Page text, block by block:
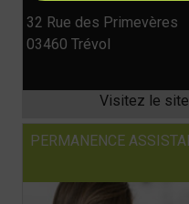
32 Rue des Primevères
03460 Trévol
PERMANENCE